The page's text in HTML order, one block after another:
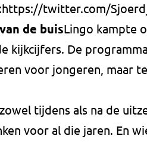
twitter.com/
de buisLingo kampte
kijkcijfers. De
voor jongeren, maar
tijdens als na de
voor al die jaren. En